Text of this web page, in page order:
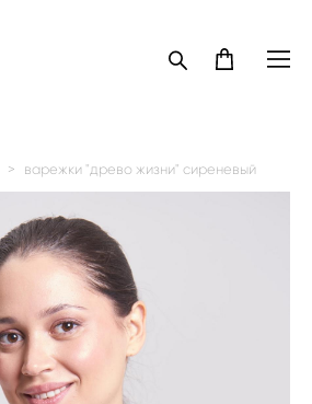
> варежки "древо жизни" сиреневый